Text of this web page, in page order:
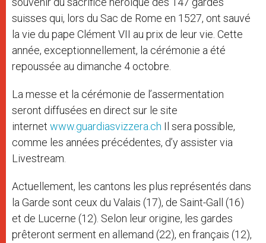
suisses qui, lors du Sac de Rome en 1527, ont sauvé
la vie du pape Clément VII au prix de leur vie. Cette
année, exceptionnellement, la cérémonie a été
repoussée au dimanche 4 octobre.
La messe et la cérémonie de l’assermentation
seront diffusées en direct sur le site
internet www.guardiasvizzera.ch Il sera possible,
comme les années précédentes, d’y assister via
Livestream.
Actuellement, les cantons les plus représentés dans
la Garde sont ceux du Valais (17), de Saint-Gall (16)
et de Lucerne (12). Selon leur origine, les gardes
prêteront serment en allemand (22), en français (12),